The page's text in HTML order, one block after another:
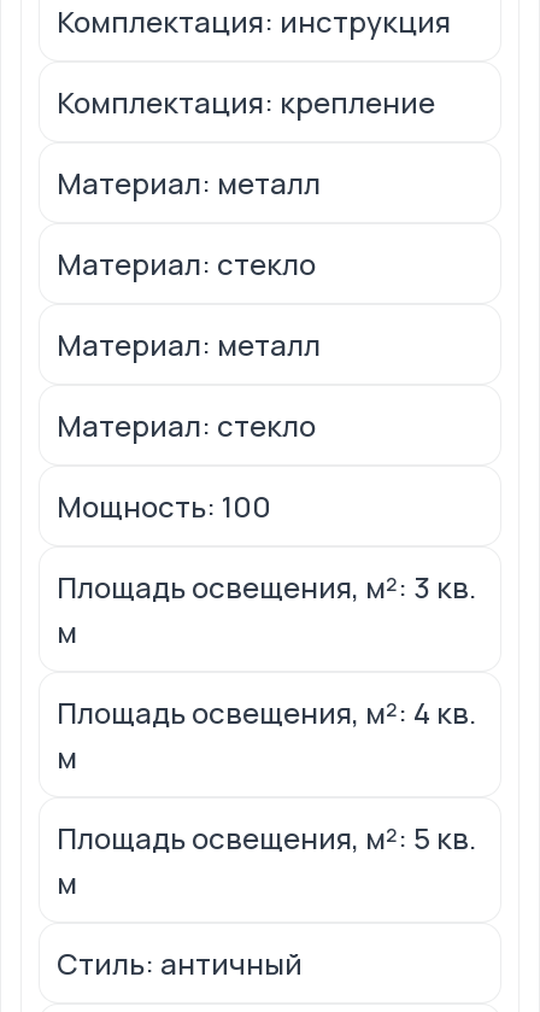
Комплектация: инструкция
Комплектация: крепление
Материал: металл
Материал: стекло
Материал: металл
Материал: стекло
Мощность: 100
Площадь освещения, м²: 3 кв.
м
Площадь освещения, м²: 4 кв.
м
Площадь освещения, м²: 5 кв.
м
Стиль: античный